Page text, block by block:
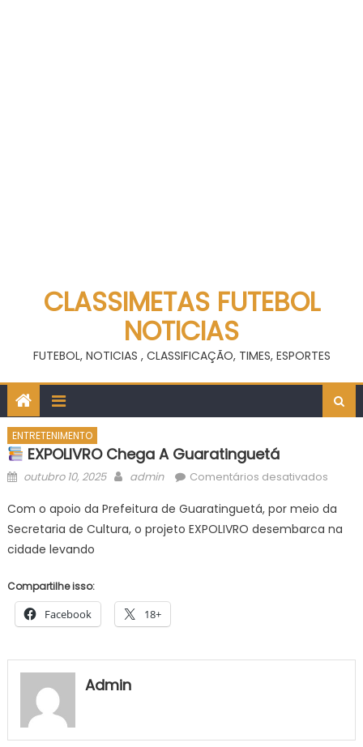
CLASSIMETAS FUTEBOL
NOTICIAS
FUTEBOL, NOTICIAS , CLASSIFICAÇÃO, TIMES, ESPORTES
ENTRETENIMENTO
EXPOLIVRO Chega A Guaratinguetá
Posted
outubro 10, 2025 Author
admin Comentários desativadosem
chega
Com o apoio da Prefeitura de Guaratinguetá, por meio da
Secretaria de Cultura, o projeto EXPOLIVRO desembarca na
cidade levando
Compartilhe isso:
Facebook 18+
Admin